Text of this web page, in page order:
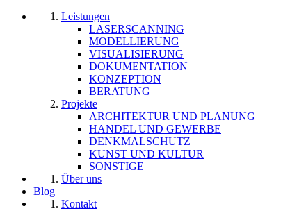
Leistungen
LASERSCANNING
MODELLIERUNG
VISUALISIERUNG
DOKUMENTATION
KONZEPTION
BERATUNG
Projekte
ARCHITEKTUR UND PLANUNG
HANDEL UND GEWERBE
DENKMALSCHUTZ
KUNST UND KULTUR
SONSTIGE
Über uns
Blog
Kontakt